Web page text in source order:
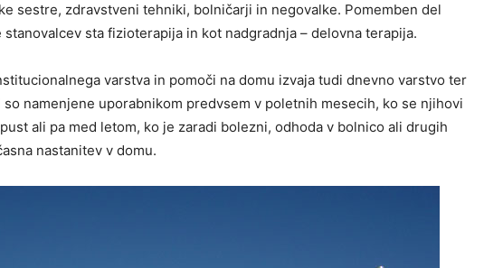
sestre, zdravstveni tehniki, bolničarji in negovalke. Pomemben del
sta fizioterapija in kot nadgradnja – delovna terapija.
varstva in pomoči na domu izvaja tudi dnevno varstvo ter
so namenjene uporabnikom predvsem v poletnih mesecih, ko se njihovi
ali pa med letom, ko je zaradi bolezni, odhoda v bolnico ali drugih
nastanitev v domu.